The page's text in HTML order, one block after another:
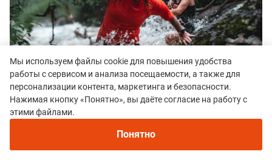
Дата: 24-26 июля 2026
Место: Шерегеш, Кемеровская обл.
Мы используем файлы cookie для повышения удобства
работы с сервисом и анализа посещаемости, а также для
персонализации контента, маркетинга и безопасности.
Нажимая кнопку «Понятно», вы даёте согласие на работу с
этими файлами.
Понятно